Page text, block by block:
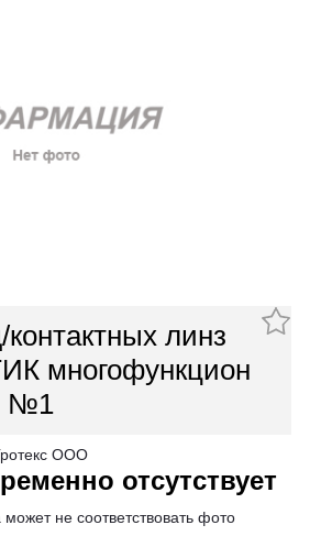
линз
многофункцион
№1
ООО
отсутствует
не соответствовать фото